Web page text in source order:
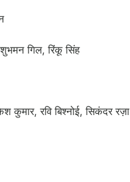
गिल, रिंकू सिंह
रवि बिश्नोई, सिकंदर रज़ा